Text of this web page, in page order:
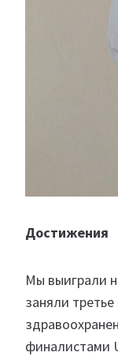
Достижения
Мы выиграли
заняли
финалистами